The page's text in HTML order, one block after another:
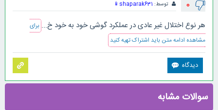
0
توسط: shaparak631
📱
هر نوع اختلال غیر عادی در عملکرد گوشی خود به خود خ... برای
مشاهده ادامه متن باید اشتراک تهیه کنید
سوالات مشابه